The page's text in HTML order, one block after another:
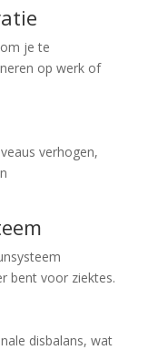
je te
op werk of
verhogen,
bent voor ziektes.
disbalans, wat